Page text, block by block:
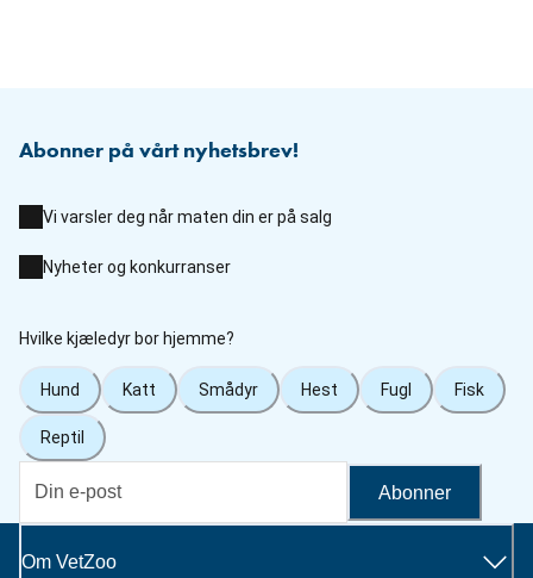
Abonner på vårt nyhetsbrev!
Vi varsler deg når maten din er på salg
Nyheter og konkurranser
Hvilke kjæledyr bor hjemme?
Hund Katt Smådyr Hest Fugl Fisk
Reptil
Abonner
Om VetZoo